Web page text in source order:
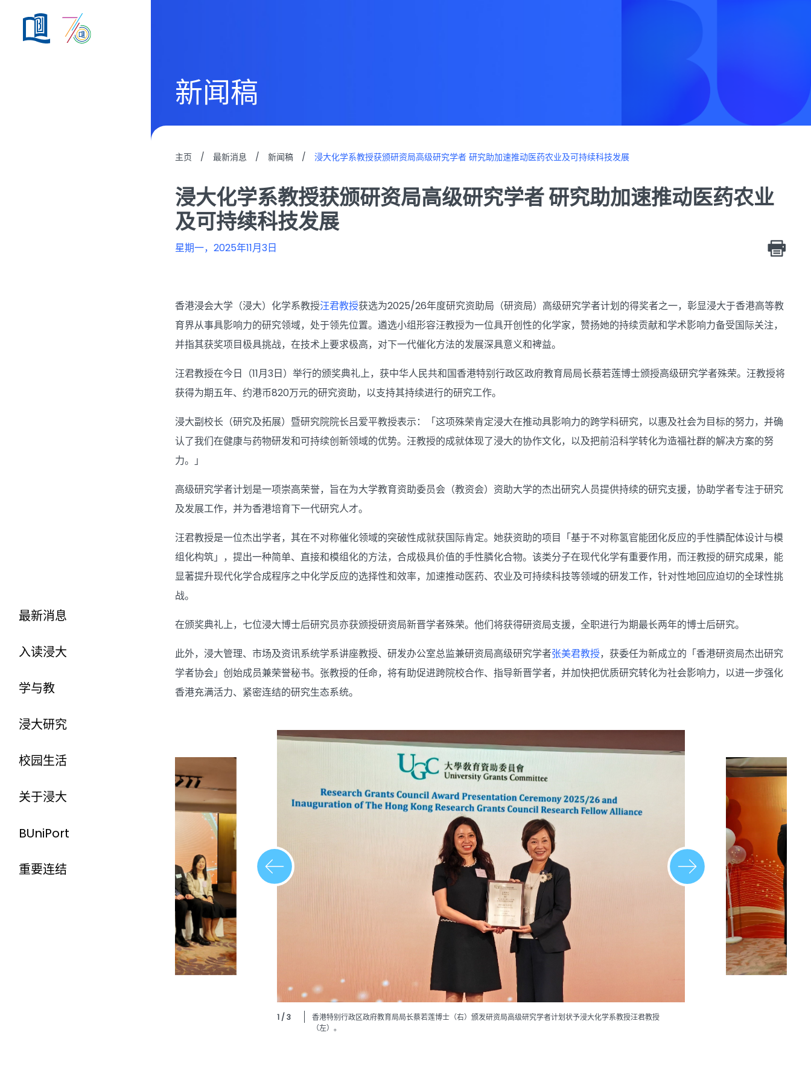
最新消息
入读浸大
学与教
浸大研究
校园生活
关于浸大
BUniPort
重要连结
新闻稿
主页 / 最新消息 / 新闻稿 / 浸大化学系教授获颁研资局高级研究学者 研究助加速推动医药农业及可持续科技发展
浸大化学系教授获颁研资局高级研究学者 研究助加速推动医药农业
及可持续科技发展
星期一，2025年11月3日
香港浸会大学（浸大）化学系教授汪君教授获选为2025/26年度研究资助局（研资局）高级研究学者计划的得奖者之一，彰显浸大于香港高等教
育界从事具影响力的研究领域，处于领先位置。遴选小组形容汪教授为一位具开创性的化学家，赞扬她的持续贡献和学术影响力备受国际关注，
并指其获奖项目极具挑战，在技术上要求极高，对下一代催化方法的发展深具意义和裨益。
汪君教授在今日（11月3日）举行的颁奖典礼上，获中华人民共和国香港特别行政区政府教育局局长蔡若莲博士颁授高级研究学者殊荣。汪教授将
获得为期五年、约港币820万元的研究资助，以支持其持续进行的研究工作。
浸大副校长（研究及拓展）暨研究院院长吕爱平教授表示：「这项殊荣肯定浸大在推动具影响力的跨学科研究，以惠及社会为目标的努力，并确
认了我们在健康与药物研发和可持续创新领域的优势。汪教授的成就体现了浸大的协作文化，以及把前沿科学转化为造福社群的解决方案的努
力。」
高级研究学者计划是一项崇高荣誉，旨在为大学教育资助委员会（教资会）资助大学的杰出研究人员提供持续的研究支援，协助学者专注于研究
及发展工作，并为香港培育下一代研究人才。
汪君教授是一位杰出学者，其在不对称催化领域的突破性成就获国际肯定。她获资助的项目「基于不对称氢官能团化反应的手性膦配体设计与模
组化构筑」，提出一种简单、直接和模组化的方法，合成极具价值的手性膦化合物。该类分子在现代化学有重要作用，而汪教授的研究成果，能
显著提升现代化学合成程序之中化学反应的选择性和效率，加速推动医药、农业及可持续科技等领域的研发工作，针对性地回应迫切的全球性挑
战。
在颁奖典礼上，七位浸大博士后研究员亦获颁授研资局新晋学者殊荣。他们将获得研资局支援，全职进行为期最长两年的博士后研究。
此外，浸大管理、市场及资讯系统学系讲座教授、研发办公室总监兼研资局高级研究学者张美君教授，获委任为新成立的「香港研资局杰出研究
学者协会」创始成员兼荣誉秘书。张教授的任命，将有助促进跨院校合作、指导新晋学者，并加快把优质研究转化为社会影响力，以进一步强化
香港充满活力、紧密连结的研究生态系统。
1 / 3
香港特别行政区政府教育局局长蔡若莲博士（右）颁发研资局高级研究学者计划状予浸大化学系教授汪君教授
（左）。